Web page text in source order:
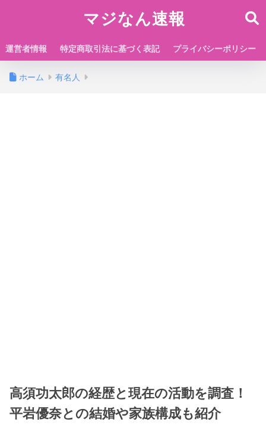
マジなん速報
運営者情報 特定商取引法に基づく表記 プライバシーポリシー
ホーム 有名人
高須功太郎の経歴と現在の活動を調査！
平岩優奈との結婚や家族構成も紹介